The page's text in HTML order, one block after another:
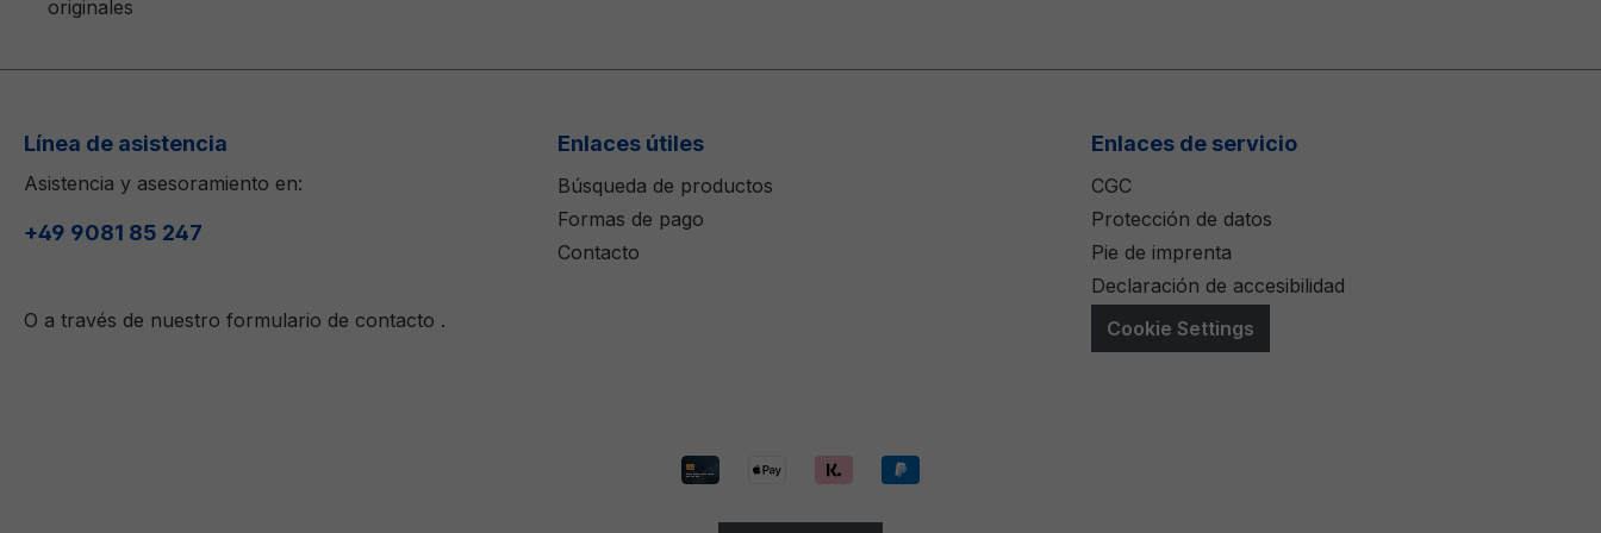
originales
Línea de asistencia
Asistencia y asesoramiento en:
+49 9081 85 247
O a través de nuestro formulario de contacto .
Enlaces útiles
Búsqueda de productos
Formas de pago
Contacto
Enlaces de servicio
CGC
Protección de datos
Pie de imprenta
Declaración de accesibilidad
Cookie Settings